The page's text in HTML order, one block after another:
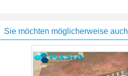
Sie möchten möglicherweise auch